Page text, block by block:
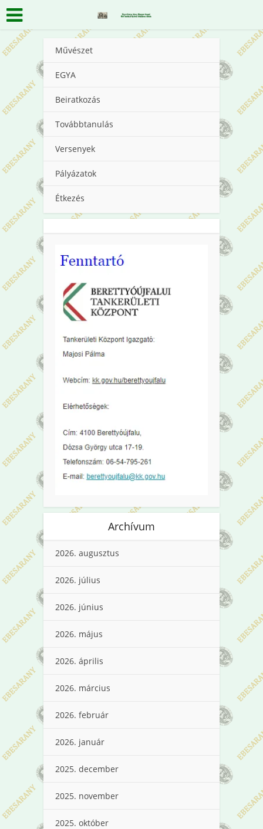
Művészet
EGYA
Beiratkozás
Továbbtanulás
Versenyek
Pályázatok
Étkezés
Archívum
2026. augusztus
2026. július
2026. június
2026. május
2026. április
2026. március
2026. február
2026. január
2025. december
2025. november
2025. október